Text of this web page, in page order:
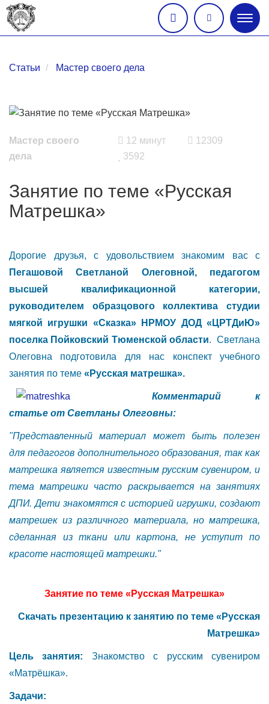
меню
Статьи Мастер своего дела
Мастер своего
дела
12 минут
12309
3592
Занятие по теме «Русская
Матрешка»
Дорогие друзья, с удовольствием знакомим вас с
Пегашовой Светланой Олеговной, педагогом
высшей квалификационной категории,
руководителем образцового коллектива студии
мягкой игрушки «Сказка» НРМОУ ДОД «ЦРТДиЮ»
поселка Пойковский Тюменской области. Светлана
Олеговна подготовила для нас конспект учебного
занятия по теме «Русская матрешка».
Комментарий к
статье от Светланы Олеговны:
"Представленный материал может быть полезен
для педагогов дополнительного образования, так как
матрешка является известным русским сувениром, и
тема матрешки часто раскрывается на занятиях
ДПИ. Дети знакомятся с историей игрушки, создают
матрешек из различного материала, но матрешка,
сделанная из ткани или картона, не уступит по
красоте настоящей матрешки."
Занятие по теме «Русская Матрешка»
Скачать презентацию к занятию по теме «Русская
Матрешка»
Цель занятия: Знакомство с русским сувениром
«Матрёшка».
Задачи: